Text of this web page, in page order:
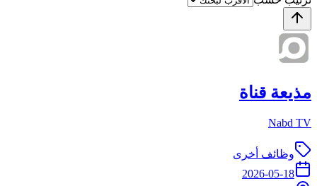
مذيعة قناة
Nabd TV
وظائف أخرى
2026-05-18